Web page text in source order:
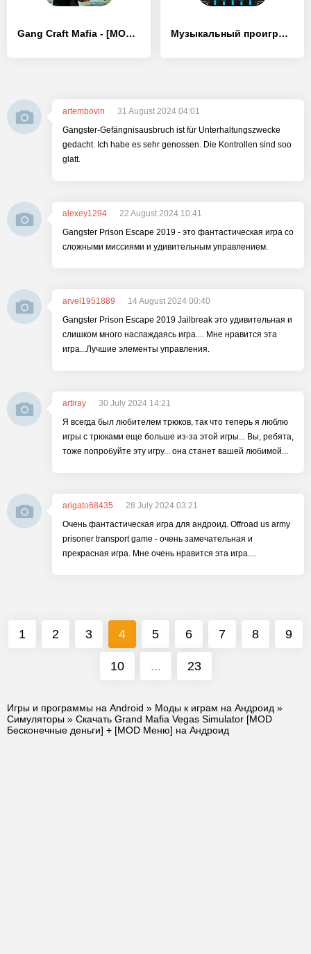
Gang Craft Mafia - [MOD Много денег] Музыкальный проигрыватель - Аудио плеер
artembovin
31 August 2024 04:01
Gangster-Gefängnisausbruch ist für Unterhaltungszwecke
gedacht. Ich habe es sehr genossen. Die Kontrollen sind soo
glatt.
alexey1294
22 August 2024 10:41
Gangster Prison Escape 2019 - это фантастическая игра со
сложными миссиями и удивительным управлением.
arvel1951889
14 August 2024 00:40
Gangster Prison Escape 2019 Jailbreak это удивительная и
слишком много наслаждаясь игра.... Мне нравится эта
игра...Лучшие элементы управления.
artiray
30 July 2024 14:21
Я всегда был любителем трюков, так что теперь я люблю
игры с трюками еще больше из-за этой игры... Вы, ребята,
тоже попробуйте эту игру... она станет вашей любимой...
arigato68435
28 July 2024 03:21
Очень фантастическая игра для андроид. Offroad us army
prisoner transport game - очень замечательная и
прекрасная игра. Мне очень нравится эта игра....
1 2 3 4 5 6 7 8 9
10 ... 23
Игры и программы на Android » Моды к играм на Андроид »
Симуляторы » Скачать Grand Mafia Vegas Simulator [MOD
Бесконечные деньги] + [MOD Меню] на Андроид